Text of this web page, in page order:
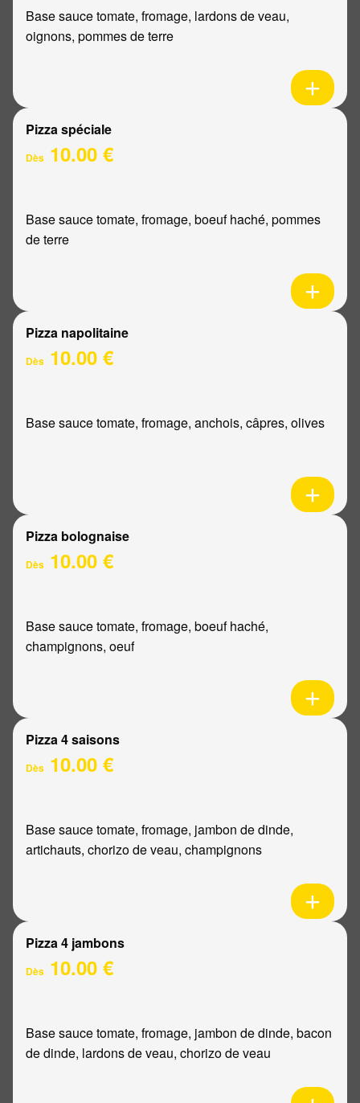
Base sauce tomate, fromage, lardons de veau,
oignons, pommes de terre
Pizza spéciale
Dès 10.00 €
Base sauce tomate, fromage, boeuf haché, pommes
de terre
Pizza napolitaine
Dès 10.00 €
Base sauce tomate, fromage, anchois, câpres, olives
Pizza bolognaise
Dès 10.00 €
Base sauce tomate, fromage, boeuf haché,
champignons, oeuf
Pizza 4 saisons
Dès 10.00 €
Base sauce tomate, fromage, jambon de dinde,
artichauts, chorizo de veau, champignons
Pizza 4 jambons
Dès 10.00 €
Base sauce tomate, fromage, jambon de dinde, bacon
de dinde, lardons de veau, chorizo de veau